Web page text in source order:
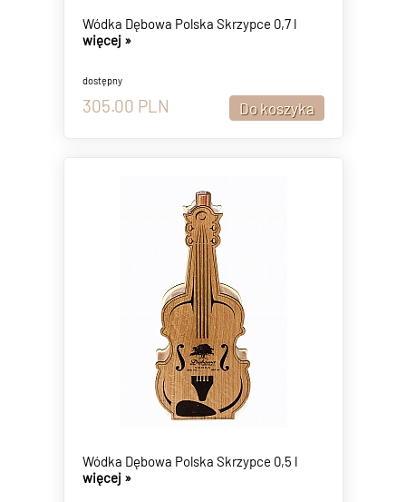
Wódka Dębowa Polska Skrzypce 0,7 l
więcej »
dostępny
305.00 PLN
Wódka Dębowa Polska Skrzypce 0,5 l
więcej »